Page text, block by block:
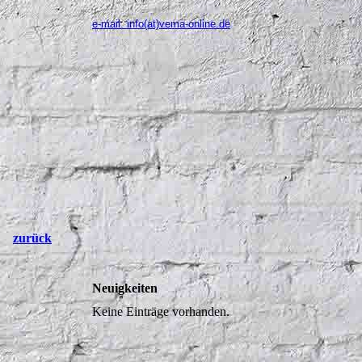
zurück
e-mail: info(at)vema-online.de
Neuigkeiten
Keine Einträge vorhanden.